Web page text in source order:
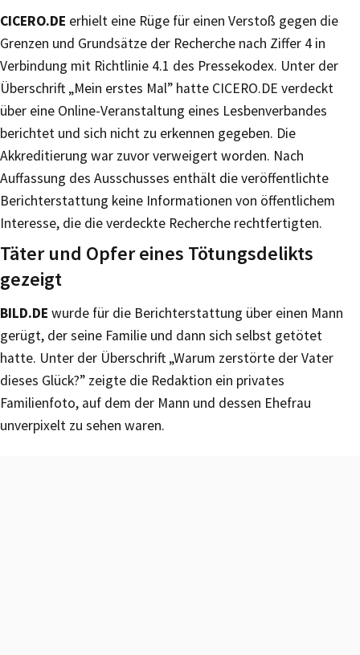
CICERO.DE erhielt eine Rüge für einen Verstoß gegen die
Grenzen und Grundsätze der Recherche nach Ziffer 4 in
Verbindung mit Richtlinie 4.1 des Pressekodex. Unter der
Überschrift „Mein erstes Mal” hatte CICERO.DE verdeckt
über eine Online-Veranstaltung eines Lesbenverbandes
berichtet und sich nicht zu erkennen gegeben. Die
Akkreditierung war zuvor verweigert worden. Nach
Auffassung des Ausschusses enthält die veröffentlichte
Berichterstattung keine Informationen von öffentlichem
Interesse, die die verdeckte Recherche rechtfertigten.
Täter und Opfer eines Tötungsdelikts
gezeigt
BILD.DE wurde für die Berichterstattung über einen Mann
gerügt, der seine Familie und dann sich selbst getötet
hatte. Unter der Überschrift „Warum zerstörte der Vater
dieses Glück?” zeigte die Redaktion ein privates
Familienfoto, auf dem der Mann und dessen Ehefrau
unverpixelt zu sehen waren.